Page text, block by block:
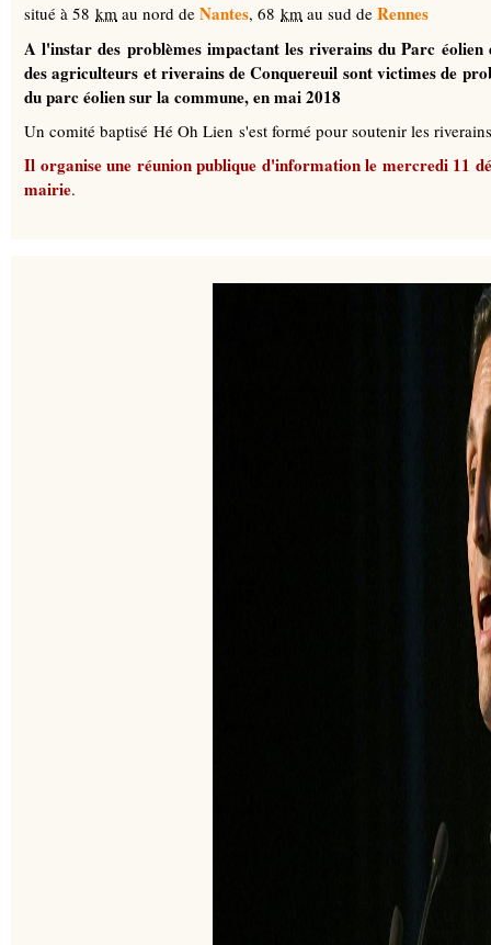
situé à 58 km au nord de Nantes, 68 km au sud de Rennes
A l'instar des problèmes impactant les riverains du Parc
des agriculteurs et riverains de Conquereuil sont victimes de
du parc éolien sur la commune, en mai 2018
Un comité baptisé Hé Oh Lien s'est formé pour soutenir les
Il organise une réunion publique d'information le mercredi 11
mairie.